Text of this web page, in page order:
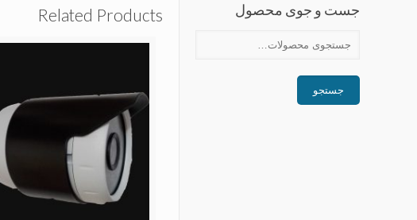
Related Products جست و جوی محصول
جستجو